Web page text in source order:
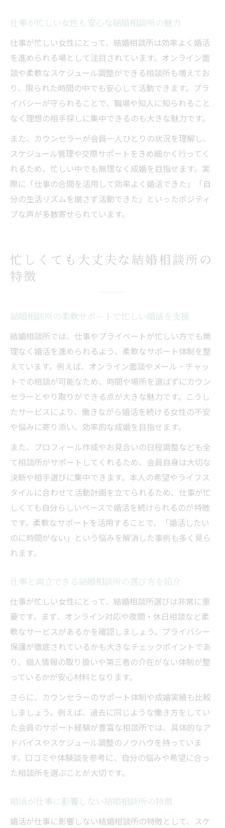
仕事が忙しい女性も安心な結婚相談所の魅力
仕事が忙しい女性にとって、結婚相談所は効率よく婚活
を進められる場として注目されています。オンライン面
談や柔軟なスケジュール調整ができる相談所も増えてお
り、限られた時間の中でも安心して活動できます。プラ
イバシーが守られることで、職場や知人に知られること
なく理想の相手探しに集中できるのも大きな魅力です。
また、カウンセラーが会員一人ひとりの状況を理解し、
スケジュール管理や交際サポートをきめ細かく行ってく
れるため、忙しい中でも無理なく成婚を目指せます。実
際に「仕事の合間を活用して効率よく婚活できた」「自
分の生活リズムを崩さず活動できた」といったポジティ
ブな声が多数寄せられています。
忙しくても大丈夫な結婚相談所の
特徴
結婚相談所の柔軟サポートで忙しい婚活を支援
結婚相談所では、仕事やプライベートが忙しい方でも無
理なく婚活を進められるよう、柔軟なサポート体制を整
えています。例えば、オンライン面談やメール・チャッ
トでの相談が可能なため、時間や場所を選ばずにカウン
セラーとやり取りができる点が大きな魅力です。こうし
たサービスにより、働きながら婚活を続ける女性の不安
や悩みに寄り添い、効率的な成婚を目指せます。
また、プロフィール作成やお見合いの日程調整なども全
て相談所がサポートしてくれるため、会員自身は大切な
決断や相手選びに集中できます。本人の希望やライフス
タイルに合わせて活動計画を立てられるため、仕事が忙
しくても自分らしいペースで婚活を続けられるのが特徴
です。柔軟なサポートを活用することで、「婚活したい
のに時間がない」という悩みを解消した事例も多く見ら
れます。
仕事と両立できる結婚相談所の選び方を紹介
仕事が忙しい女性にとって、結婚相談所選びは非常に重
要です。まず、オンライン対応や夜間・休日相談など柔
軟なサービスがあるかを確認しましょう。プライバシー
保護が徹底されているかも大きなチェックポイントであ
り、個人情報の取り扱いや第三者の介在がない体制が整
っているかが安心材料となります。
さらに、カウンセラーのサポート体制や成婚実績も比較
しましょう。例えば、過去に同じような働き方をしてい
た会員のサポート経験が豊富な相談所では、具体的なア
ドバイスやスケジュール調整のノウハウを持っていま
す。口コミや体験談を参考に、自分の悩みや希望に合っ
た相談所を選ぶことが大切です。
婚活が仕事に影響しない結婚相談所の特徴
婚活が仕事に影響しない結婚相談所の特徴として、スケ